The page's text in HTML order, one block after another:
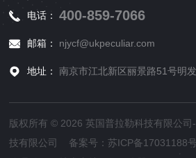
电话： 400-859-7066
邮箱： njycf@ukpeculiar.com
地址： 南京市江北新区丽景路51号明
版权所有 © 2026 英国普拉勒科技有限公司
技有限公司 备案号：苏ICP备17031188